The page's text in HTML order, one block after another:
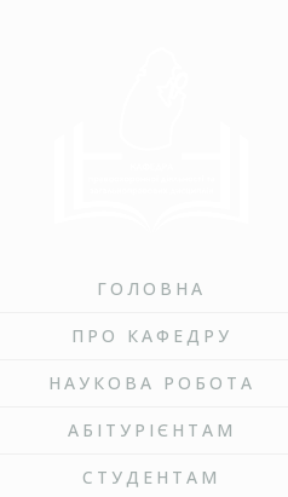
ГОЛОВНА
ПРО КАФЕДРУ
НАУКОВА РОБОТА
АБІТУРІЄНТАМ
СТУДЕНТАМ